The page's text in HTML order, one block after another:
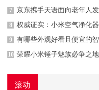
7 京东携手天语面向老年人
8 权威证实：小米空气净化
9 有哪些外观好看且便宜的
10 荣耀小米锤子魅族必争之
滚动